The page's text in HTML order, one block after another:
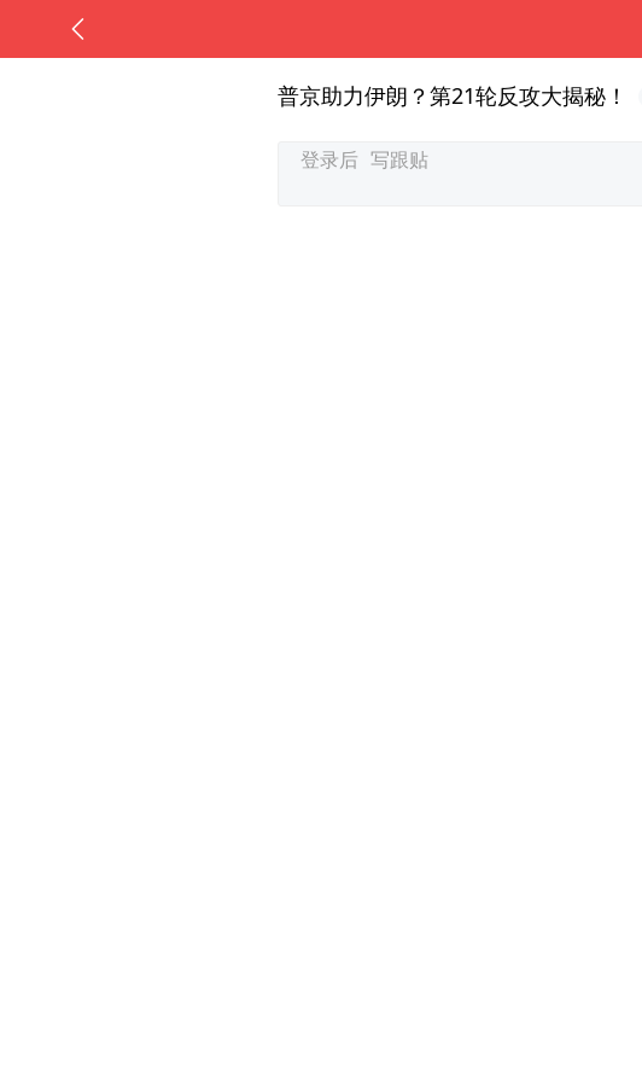
普京助力伊朗？第21轮反攻大揭秘！